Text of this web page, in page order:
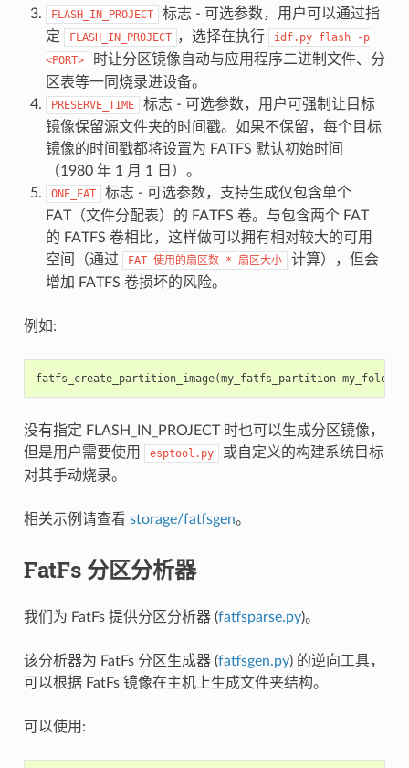
FLASH_IN_PROJECT
标志 - 可选参数，用户可以通过指
定
FLASH_IN_PROJECT ，选择在执行 idf.py flash
-p
<PORT>
时让分区镜像自动与应用程序二进制文件、分
区表等一同烧录进设备。
PRESERVE_TIME
标志 - 可选参数，用户可强制让目标
镜像保留源文件夹的时间戳。如果不保留，每个目标
镜像的时间戳都将设置为 FATFS 默认初始时间
（1980 年 1 月 1 日）。
ONE_FAT
标志 - 可选参数，支持生成仅包含单个
FAT（文件分配表）的 FATFS 卷。与包含两个 FAT
的 FATFS 卷相比，这样做可以拥有相对较大的可用
空间（通过
FAT 使用的扇区数 * 扇区大小
计算），但会
增加 FATFS 卷损坏的风险。
例如:
fatfs_create_partition_image(my_fatfs_partition my_folder
没有指定 FLASH_IN_PROJECT 时也可以生成分区镜像，
但是用户需要使用
esptool.py
或自定义的构建系统目标
对其手动烧录。
相关示例请查看 storage/fatfsgen。
FatFs 分区分析器
我们为 FatFs 提供分区分析器 (fatfsparse.py)。
该分析器为 FatFs 分区生成器 (fatfsgen.py) 的逆向工具，
可以根据 FatFs 镜像在主机上生成文件夹结构。
可以使用: